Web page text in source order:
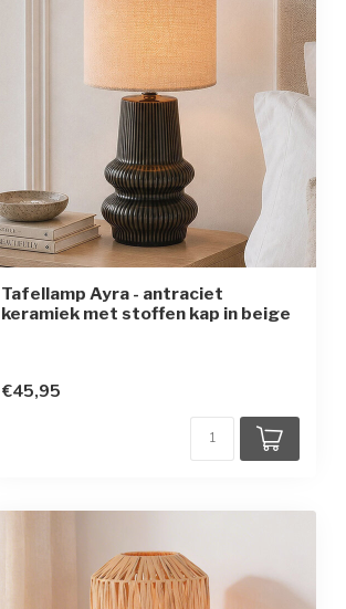
Tafellamp Ayra - antraciet
keramiek met stoffen kap in beige
€45,95